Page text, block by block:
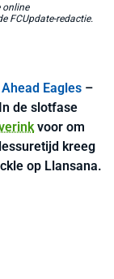
online
FCUpdate-redactie.
Eagles –
de slotfase
voor om
kreeg
op Llansana.